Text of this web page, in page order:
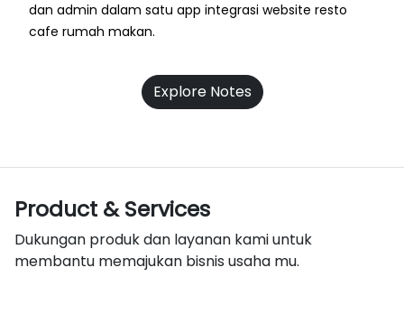
dan admin dalam satu app integrasi website resto
cafe rumah makan.
Explore Notes
Product & Services
Dukungan produk dan layanan kami untuk
membantu memajukan bisnis usaha mu.